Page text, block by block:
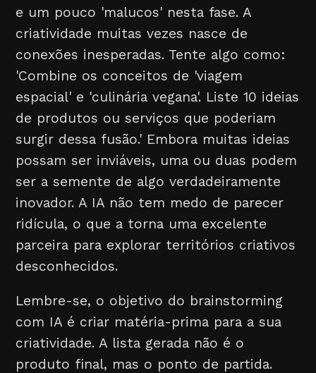
e um pouco 'malucos' nesta fase. A
criatividade muitas vezes nasce de
conexões inesperadas. Tente algo como:
'Combine os conceitos de 'viagem
espacial' e 'culinária vegana'. Liste 10 ideias
de produtos ou serviços que poderiam
surgir dessa fusão.' Embora muitas ideias
possam ser inviáveis, uma ou duas podem
ser a semente de algo verdadeiramente
inovador. A IA não tem medo de parecer
ridícula, o que a torna uma excelente
parceira para explorar territórios criativos
desconhecidos.
Lembre-se, o objetivo do brainstorming
com IA é criar matéria-prima para a sua
criatividade. A lista gerada não é o
produto final, mas o ponto de partida.